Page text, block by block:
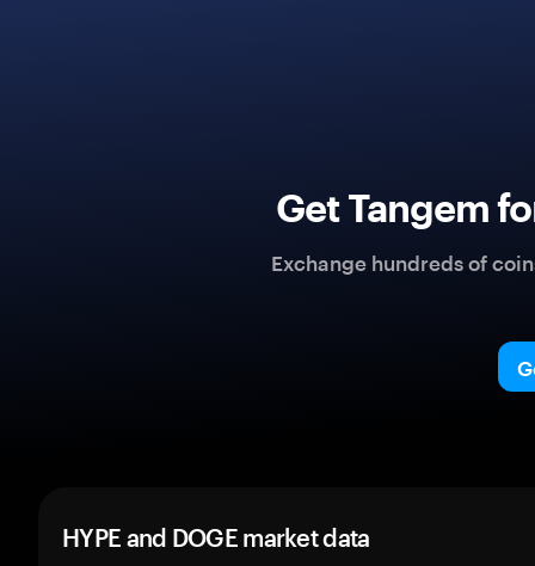
Get Tangem
Exchange hundreds of
HYPE and DOGE market data